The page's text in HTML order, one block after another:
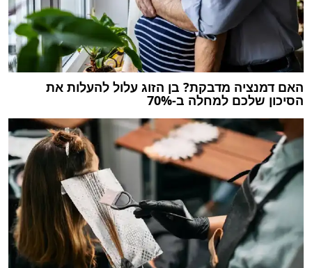
האם דמנציה מדבקת? בן הזוג עלול להעלות את
הסיכון שלכם למחלה ב-70%